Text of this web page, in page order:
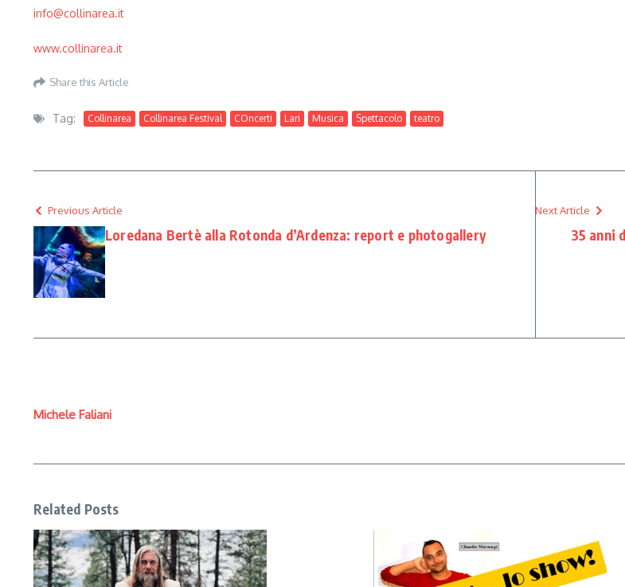
info@collinarea.it
www.collinarea.it
Share this Article
Tag: Collinarea Collinarea Festival COncerti Lari Musica Spettacolo teatro
Previous Article
Loredana Bertè alla Rotonda d’Ardenza: report e photogallery
Next Article
35 anni
Michele Faliani
Related Posts